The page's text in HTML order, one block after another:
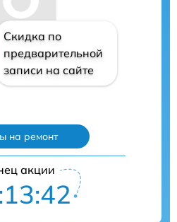
Скидка по
предварительной
записи на сайте
на ремонт
акции